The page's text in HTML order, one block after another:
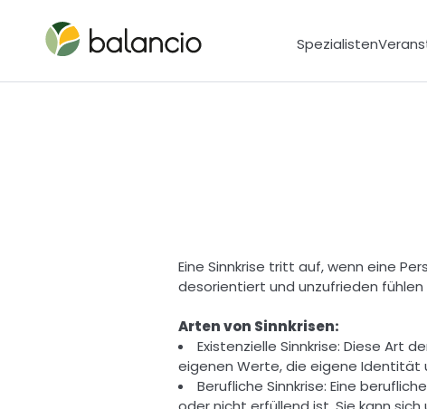
Spezialisten
Eine Sinnkrise tritt auf, wenn eine
desorientiert und unzufrieden
Arten von Sinnkrisen:
Existenzielle Sinnkrise: Diese Art
eigenen Werte, die eigene Identität
Berufliche Sinnkrise: Eine